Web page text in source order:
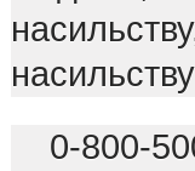
0-800-